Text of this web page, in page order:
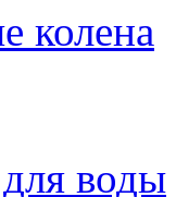
колена
воды